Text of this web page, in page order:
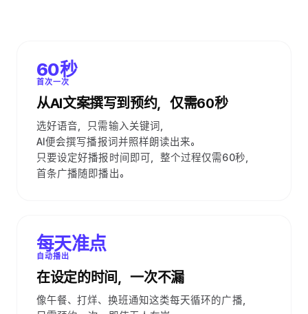
60秒
首次一次
从AI文案撰写到预约，仅需60秒
选好语音，只需输入关键词，
AI便会撰写播报词并照样朗读出来。
只要设定好播报时间即可，整个过程仅需60秒，
首条广播随即播出。
每天准点
自动播出
在设定的时间，一次不漏
像午餐、打烊、换班通知这类每天循环的广播，